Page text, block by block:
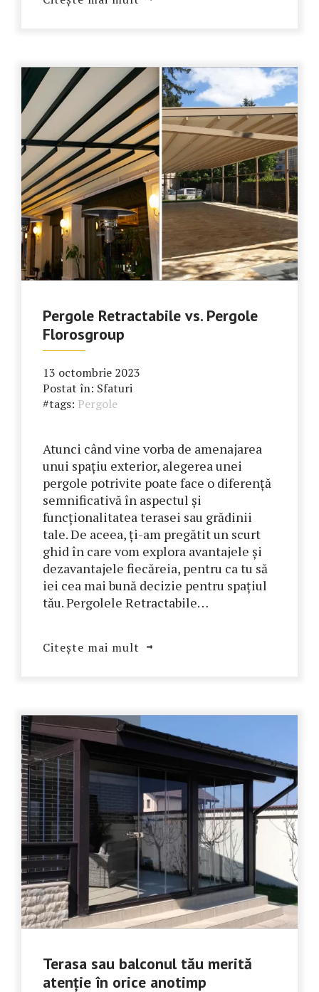
Pergole Retractabile vs. Pergole
Florosgroup
13 octombrie 2023
Postat în: Sfaturi
#tags: Pergole
Atunci când vine vorba de amenajarea
unui spațiu exterior, alegerea unei
pergole potrivite poate face o diferență
semnificativă în aspectul și
funcționalitatea terasei sau grădinii
tale. De aceea, ți-am pregătit un scurt
ghid în care vom explora avantajele și
dezavantajele fiecăreia, pentru ca tu să
iei cea mai bună decizie pentru spațiul
tău. Pergolele Retractabile…
Citește mai mult
Terasa sau balconul tău merită
atenție în orice anotimp